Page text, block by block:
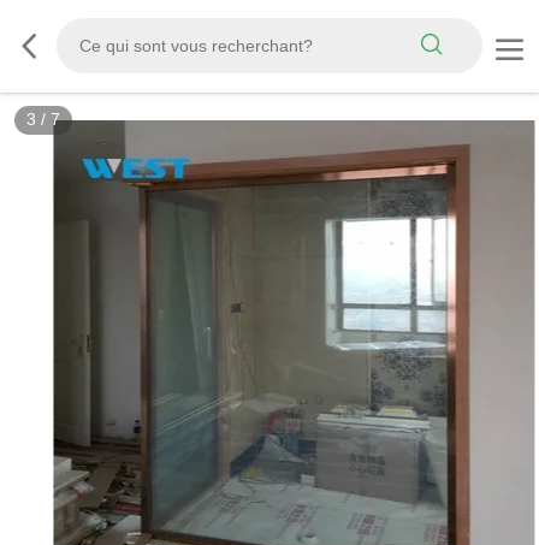
3 / 7